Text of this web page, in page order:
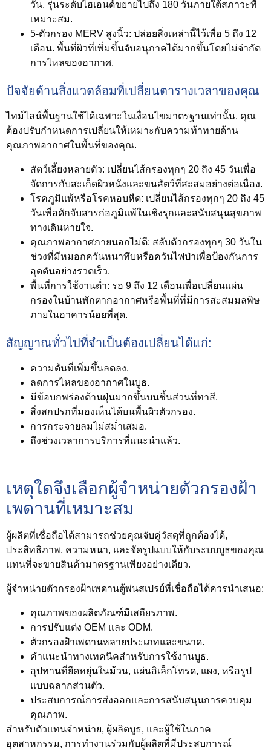
วัน. รุ่นระดับไฮเอนด์ขยายไปถึง 180 วันภายใต้สภาวะที่
เหมาะสม.
5-ตัวกรอง MERV สูงนิ้ว: ปล่อยสิ่งเหล่านี้ไว้เพื่อ 5 ถึง 12
เดือน. พื้นที่ผิวที่เพิ่มขึ้นจับอนุภาคได้มากขึ้นโดยไม่จำกัด
การไหลของอากาศ.
ปัจจัยด้านสิ่งแวดล้อมที่เปลี่ยนตารางเวลาของคุณ
ไทม์ไลน์พื้นฐานใช้ได้เฉพาะในเงื่อนไขมาตรฐานเท่านั้น. คุณ
ต้องปรับกำหนดการเปลี่ยนให้เหมาะกับความท้าทายด้าน
คุณภาพอากาศในพื้นที่ของคุณ.
สัตว์เลี้ยงหลายตัว: เปลี่ยนไส้กรองทุกๆ 20 ถึง 45 วันเพื่อ
จัดการกับสะเก็ดผิวหนังและขนสัตว์ที่สะสมอย่างต่อเนื่อง.
โรคภูมิแพ้หรือโรคหอบหืด: เปลี่ยนไส้กรองทุกๆ 20 ถึง 45
วันเพื่อดักจับสารก่อภูมิแพ้ในเชิงรุกและสนับสนุนสุขภาพ
ทางเดินหายใจ.
คุณภาพอากาศภายนอกไม่ดี: สลับตัวกรองทุกๆ 30 วันใน
ช่วงที่มีหมอกควันหนาทึบหรือควันไฟป่าเพื่อป้องกันการ
อุดตันอย่างรวดเร็ว.
พื้นที่การใช้งานต่ำ: รอ 9 ถึง 12 เดือนเพื่อเปลี่ยนแผ่น
กรองในบ้านพักตากอากาศหรือพื้นที่ที่มีการสะสมมลพิษ
ภายในอาคารน้อยที่สุด.
สัญญาณทั่วไปที่จำเป็นต้องเปลี่ยนได้แก่:
ความดันที่เพิ่มขึ้นลดลง.
ลดการไหลของอากาศในบูธ.
มีข้อบกพร่องด้านฝุ่นมากขึ้นบนชิ้นส่วนที่ทาสี.
สิ่งสกปรกที่มองเห็นได้บนพื้นผิวตัวกรอง.
การกระจายลมไม่สม่ำเสมอ.
ถึงช่วงเวลาการบริการที่แนะนำแล้ว.
เหตุใดจึงเลือกผู้จำหน่ายตัวกรองฝ้า
เพดานที่เหมาะสม
ผู้ผลิตที่เชื่อถือได้สามารถช่วยคุณจับคู่วัสดุที่ถูกต้องได้,
ประสิทธิภาพ, ความหนา, และจัดรูปแบบให้กับระบบบูธของคุณ
แทนที่จะขายสินค้ามาตรฐานเพียงอย่างเดียว.
ผู้จำหน่ายตัวกรองฝ้าเพดานตู้พ่นสเปรย์ที่เชื่อถือได้ควรนำเสนอ:
คุณภาพของผลิตภัณฑ์มีเสถียรภาพ.
การปรับแต่ง OEM และ ODM.
ตัวกรองฝ้าเพดานหลายประเภทและขนาด.
คำแนะนำทางเทคนิคสำหรับการใช้งานบูธ.
อุปทานที่ยืดหยุ่นในม้วน, แผ่นอิเล็กโทรด, แผง, หรือรูป
แบบฉลากส่วนตัว.
ประสบการณ์การส่งออกและการสนับสนุนการควบคุม
คุณภาพ.
สำหรับตัวแทนจำหน่าย, ผู้ผลิตบูธ, และผู้ใช้ในภาค
อุตสาหกรรม, การทำงานร่วมกับผู้ผลิตที่มีประสบการณ์